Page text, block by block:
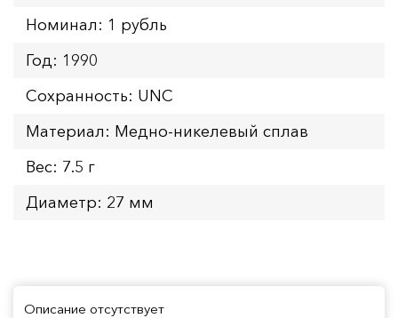
Номинал: 1 рубль
Год: 1990
Сохранность: UNC
Материал: Медно-никелевый сплав
Вес: 7.5 г
Диаметр: 27 мм
Описание отсутствует